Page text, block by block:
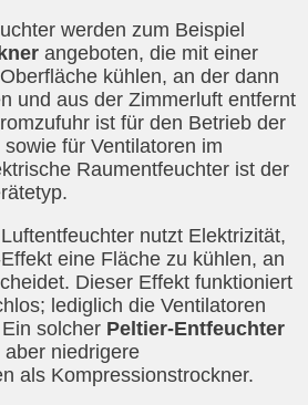
werden zum Beispiel
angeboten, die mit einer
kühlen, an der dann
und aus der Zimmerluft entfernt
ist für den Betrieb der
für Ventilatoren im
Raumentfeuchter ist der
nutzt Elektrizität,
eine Fläche zu kühlen, an
Dieser Effekt funktioniert
lediglich die Ventilatoren
solcher Peltier-Entfeuchter
niedrigere
als Kompressionstrockner.